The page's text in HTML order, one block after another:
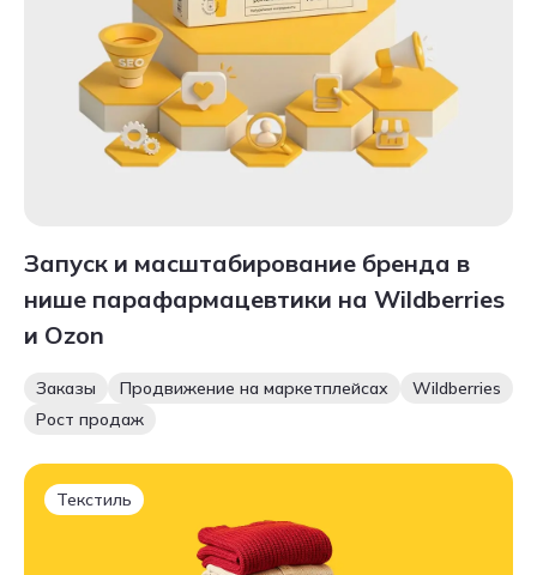
Запуск и масштабирование бренда в
нише парафармацевтики на Wildberries
и Ozon
Заказы Продвижение на маркетплейсах
Wildberries
Рост продаж
Текстиль